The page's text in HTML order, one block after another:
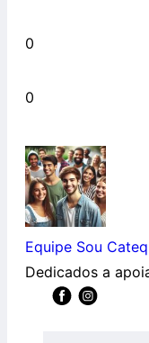
0
0
Equipe Sou
Dedicados a